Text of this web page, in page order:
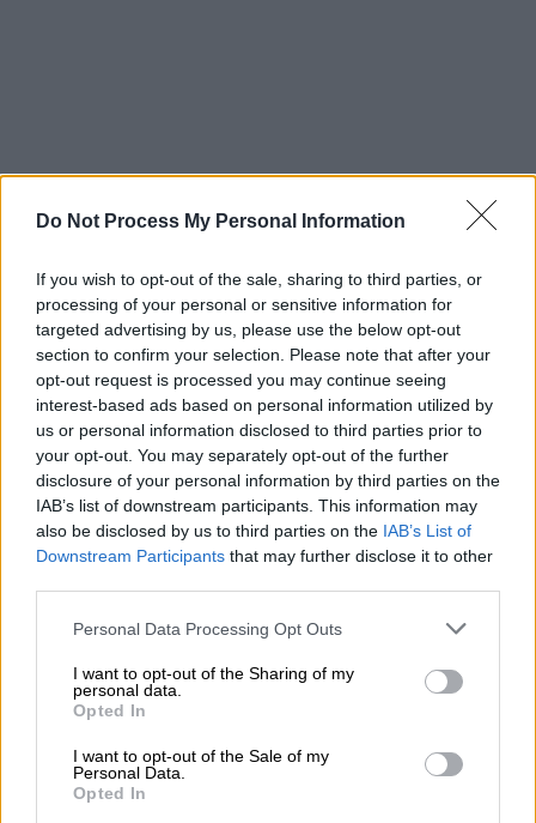
Do Not Process My Personal Information
If you wish to opt-out of the sale, sharing to third parties, or
processing of your personal or sensitive information for
targeted advertising by us, please use the below opt-out
section to confirm your selection. Please note that after your
opt-out request is processed you may continue seeing
interest-based ads based on personal information utilized by
us or personal information disclosed to third parties prior to
your opt-out. You may separately opt-out of the further
disclosure of your personal information by third parties on the
IAB’s list of downstream participants. This information may
also be disclosed by us to third parties on the IAB’s List of
Downstream Participants that may further disclose it to other
Please note that this website/app uses one or more Google
not limited to your visit or usage behaviour. You may click to
grant or deny consent to Google and its third-party tags to
use your data for below specified purposes in below Google
consent section.
Personal Data Processing Opt Outs
I want to opt-out of the Sharing of my
personal data.
Opted In
I want to opt-out of the Sale of my
Personal Data.
Opted In
Και πρόσθεσε: «Από εκεί και πέρα,όλοι οι
Οργανισμοί έχουν τα ίδια στοιχεία, δεν
εξετάζουν κάτι διαφορετικό, τους ίδιους
φακέλους έχουν πάρει από τις εταιρείες που
έχουν παρασκευάσει εμβόλια. Γιατί κάνουν
διαφορετικούς χρόνους; Οι Άγγλοι
ξεκίνησαν νωρίτερα, άρχισαν να βλέπουν
αυτά τα στοιχεία από τις 2 Οκτωβρίου. Δεν
τα είδαν μία κι έξω, τα εξέταζαν σιγά σιγά».
δοκιμών, ο κ. Μόσιαλος σημείωσε: «
Στη
φάση 1 και 2 κοιτάμε κυρίως αν είναι
ασφαλές το εμβόλιο. Όταν βεβαιωθούμε ότι
είναι ασφαλές, τότε στη φάση 3, σε πάνω
από 40.000 εθελοντές, βλέπουμε ξανά την